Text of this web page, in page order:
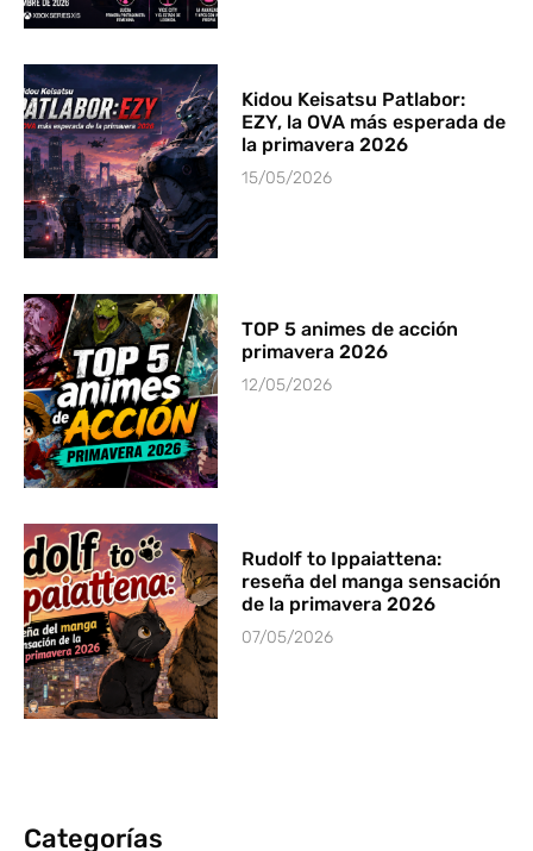
Kidou Keisatsu Patlabor:
EZY, la OVA más esperada de
la primavera 2026
15/05/2026
TOP 5 animes de acción
primavera 2026
12/05/2026
Rudolf to Ippaiattena:
reseña del manga sensación
de la primavera 2026
07/05/2026
Categorías